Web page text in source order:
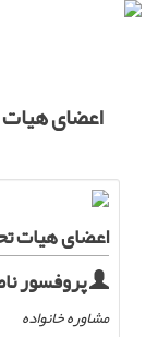
اعضای
اعضای هیات
پروفسور
مشاوره خانواده